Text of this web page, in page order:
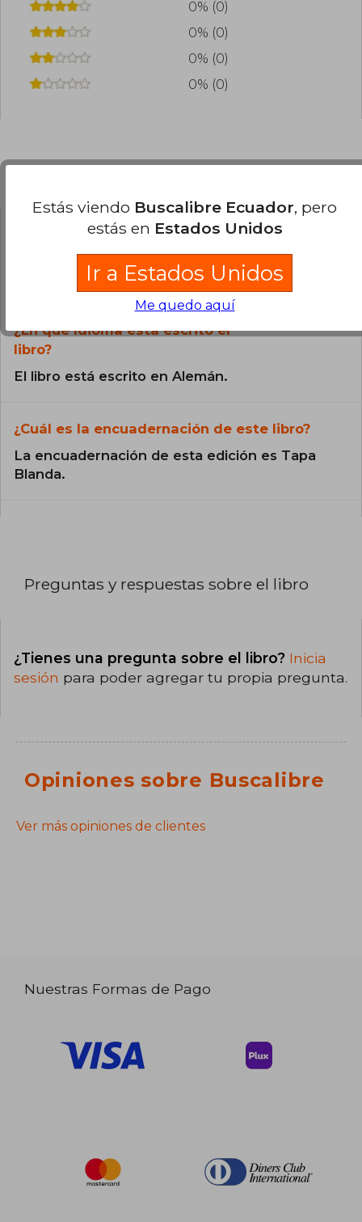
0% (0)
0% (0)
0% (0)
0% (0)
Todos los libros de nuestro
catálogo son Originales.
¿En qué Idioma está escrito el
libro?
El libro está escrito en Alemán.
¿Cuál es la encuadernación de este libro?
La encuadernación de esta edición es Tapa
Blanda.
Preguntas y respuestas sobre el libro
¿Tienes una pregunta sobre el libro? Inicia
sesión para poder agregar tu propia pregunta.
Opiniones sobre Buscalibre
Ver más opiniones de clientes
Nuestras Formas de Pago
Estás viendo Buscalibre Ecuador, pero
estás en Estados Unidos
Ir a Estados Unidos
Me quedo aquí